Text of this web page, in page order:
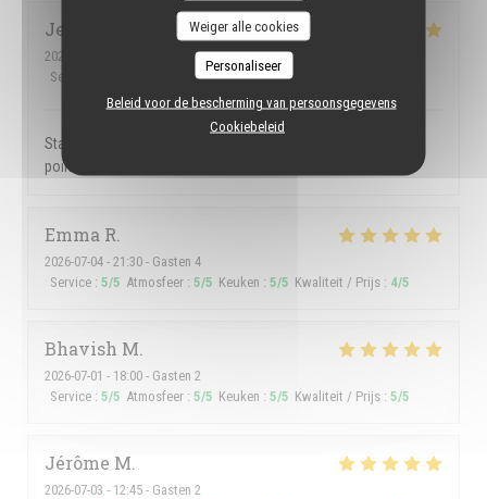
Weiger alle cookies
Personaliseer
Beleid voor de bescherming van persoonsgegevens
Cookiebeleid
Jemmely
2026-07-03
- 22:30 - Gasten 3
Service
5/5 Keuken: 5/5
Staff members amazing. We love the maninhos. One negative
point, they let Argentines people come in.
Emma R
2026-07-04 - 21:30 - Gasten 4
Service : 5/5 Atmosfeer : 5/5 Keuken : 5/5 Kwaliteit / Prijs : 4/5
Bhavish M
2026-07-01 - 18:00 - Gasten 2
Service : 5/5 Atmosfeer : 5/5 Keuken : 5/5 Kwaliteit / Prijs : 5/5
Jérôme M
2026-07-03 - 12:45 - Gasten 2